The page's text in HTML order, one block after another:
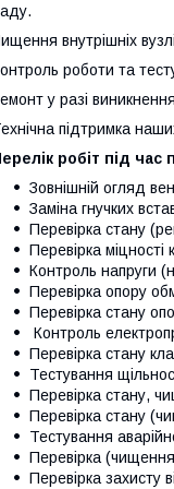
внутрішніх
роботи та
у разі
підтримка
робіт під
Зовнішній огляд
Заміна гнучких
Перевірка стану
Перевірка міцності
Контроль напруги
Перевірка опору
Перевірка стану
Контроль
Перевірка стану
Тестування
Перевірка стану,
Перевірка стану
Тестування
Перевірка
Перевірка захисту